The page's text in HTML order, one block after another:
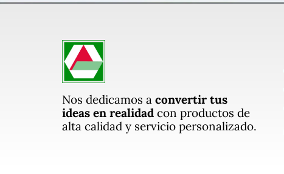
Nos dedicamos a convertir tus
ideas en realidad con productos de
alta calidad y servicio personalizado.